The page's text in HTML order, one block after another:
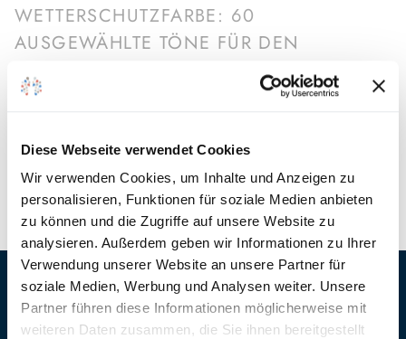
Diese Webseite verwendet Cookies
Wir verwenden Cookies, um Inhalte und Anzeigen zu
personalisieren, Funktionen für soziale Medien anbieten
zu können und die Zugriffe auf unsere Website zu
analysieren. Außerdem geben wir Informationen zu Ihrer
Verwendung unserer Website an unsere Partner für
soziale Medien, Werbung und Analysen weiter. Unsere
Partner führen diese Informationen möglicherweise mit
weiteren Daten zusammen, die Sie ihnen bereitgestellt
WETTERSCHUTZFARBE: 60
AUSGEWÄHLTE TÖNE FÜR DEN
OUTDOORBEREICH
WEITERLESEN